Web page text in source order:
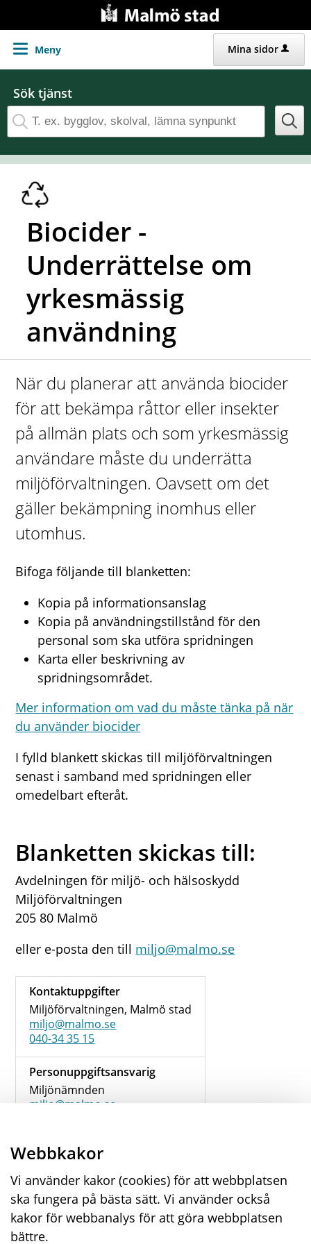
Gå direkt till innehållet
Meny Mina sidor
Sök tjänst
Webbkakor
Vi använder kakor (cookies) för att webbplatsen
ska fungera på bästa sätt. Vi använder också
kakor för webbanalys för att göra webbplatsen
bättre.
Biocider -
Underrättelse om
yrkesmässig
användning
När du planerar att använda biocider
för att bekämpa råttor eller insekter
på allmän plats och som yrkesmässig
användare måste du underrätta
miljöförvaltningen. Oavsett om det
gäller bekämpning inomhus eller
utomhus.
Bifoga följande till blanketten:
Kopia på informationsanslag
Kopia på användningstillstånd för den
personal som ska utföra spridningen
Karta eller beskrivning av
spridningsområdet.
Mer information om vad du måste tänka på när
du använder biocider
I fylld blankett skickas till miljöförvaltningen
senast i samband med spridningen eller
omedelbart efteråt.
Blanketten skickas till:
Avdelningen för miljö- och hälsoskydd
Miljöförvaltningen
205 80 Malmö
eller e-posta den till miljo@malmo.se
Kontaktuppgifter
Miljöförvaltningen, Malmö stad
miljo@malmo.se
040-34 35 15
Personuppgiftsansvarig
Miljönämnden
miljo@malmo.se
Hämta blankett